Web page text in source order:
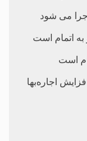
می شود
اتمام است
است
افزایش اجاره‌بها